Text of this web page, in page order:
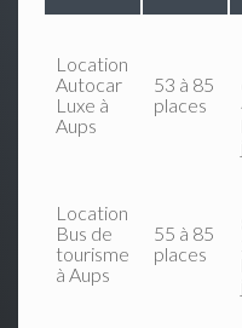
Location
Autocar
Luxe à
Aups
53 à 85
places
Location
Bus de
tourisme
à Aups
55 à 85
places